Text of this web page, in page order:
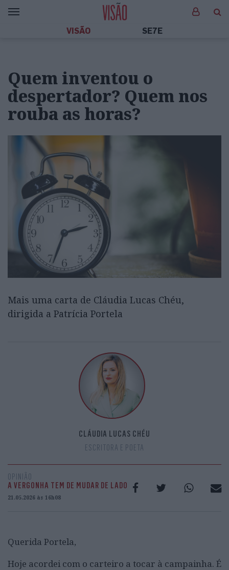
VISÃO SE7E
Quem inventou o
despertador? Quem nos
rouba as horas?
Mais uma carta de Cláudia Lucas Chéu,
dirigida a Patrícia Portela
CLÁUDIA LUCAS CHÉU
ESCRITORA E POETA
OPINIÃO
A VERGONHA TEM DE MUDAR DE LADO
21.05.2026 às 16h08
Querida Portela,
Hoje acordei com o carteiro a tocar à campainha. É